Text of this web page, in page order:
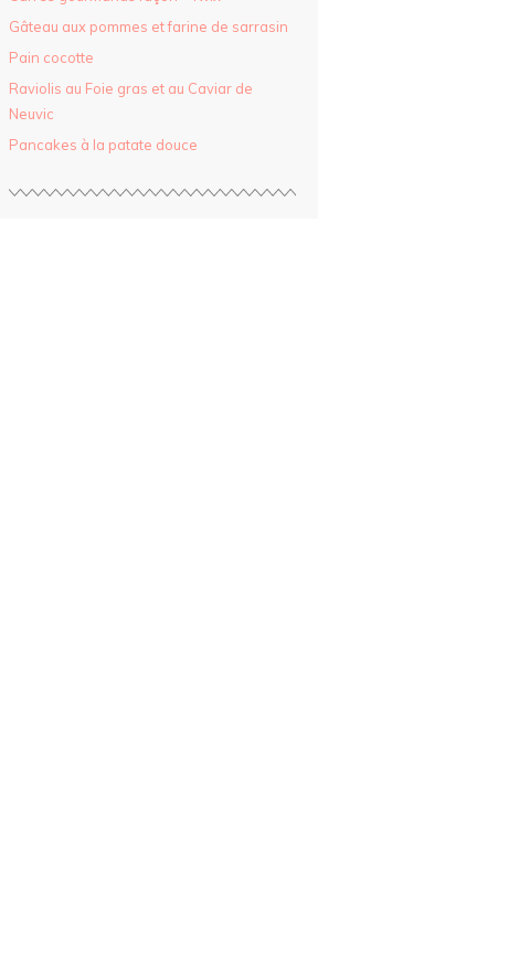
Gâteau aux pommes et farine de sarrasin
Pain cocotte
Raviolis au Foie gras et au Caviar de
Neuvic
Pancakes à la patate douce